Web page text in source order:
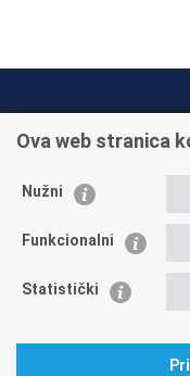
Ova web stranica
Nužni
Funkcionalni
Statistički